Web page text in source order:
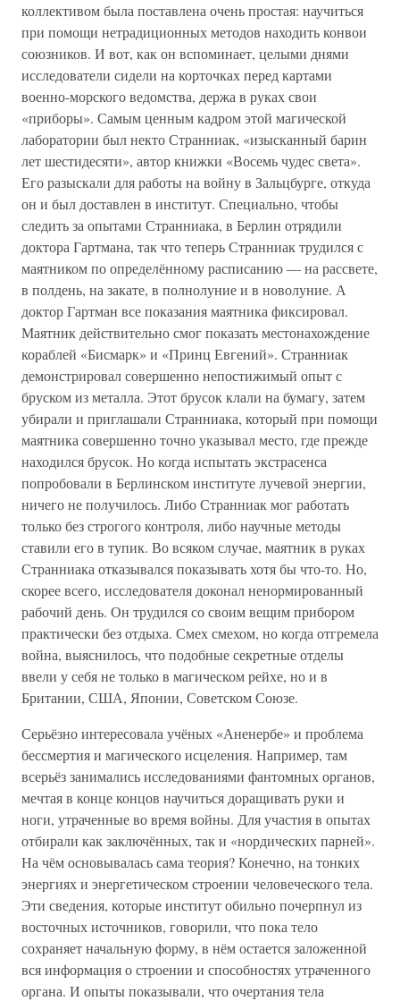
коллективом была поставлена очень простая: научиться
при помощи нетрадиционных методов находить конвои
союзников. И вот, как он вспоминает, целыми днями
исследователи сидели на корточках перед картами
военно-морского ведомства, держа в руках свои
«приборы». Самым ценным кадром этой магической
лаборатории был некто Странниак, «изысканный барин
лет шестидесяти», автор книжки «Восемь чудес света».
Его разыскали для работы на войну в Зальцбурге, откуда
он и был доставлен в институт. Специально, чтобы
следить за опытами Странниака, в Берлин отрядили
доктора Гартмана, так что теперь Странниак трудился с
маятником по определённому расписанию — на рассвете,
в полдень, на закате, в полнолуние и в новолуние. А
доктор Гартман все показания маятника фиксировал.
Маятник действительно смог показать местонахождение
кораблей «Бисмарк» и «Принц Евгений». Странниак
демонстрировал совершенно непостижимый опыт с
бруском из металла. Этот брусок клали на бумагу, затем
убирали и приглашали Странниака, который при помощи
маятника совершенно точно указывал место, где прежде
находился брусок. Но когда испытать экстрасенса
попробовали в Берлинском институте лучевой энергии,
ничего не получилось. Либо Странниак мог работать
только без строгого контроля, либо научные методы
ставили его в тупик. Во всяком случае, маятник в руках
Странниака отказывался показывать хотя бы что-то. Но,
скорее всего, исследователя доконал ненормированный
рабочий день. Он трудился со своим вещим прибором
практически без отдыха. Смех смехом, но когда отгремела
война, выяснилось, что подобные секретные отделы
ввели у себя не только в магическом рейхе, но и в
Британии, США, Японии, Советском Союзе.
Серьёзно интересовала учёных «Аненербе» и проблема
бессмертия и магического исцеления. Например, там
всерьёз занимались исследованиями фантомных органов,
мечтая в конце концов научиться доращивать руки и
ноги, утраченные во время войны. Для участия в опытах
отбирали как заключённых, так и «нордических парней».
На чём основывалась сама теория? Конечно, на тонких
энергиях и энергетическом строении человеческого тела.
Эти сведения, которые институт обильно почерпнул из
восточных источников, говорили, что пока тело
сохраняет начальную форму, в нём остается заложенной
вся информация о строении и способностях утраченного
органа. И опыты показывали, что очертания тела